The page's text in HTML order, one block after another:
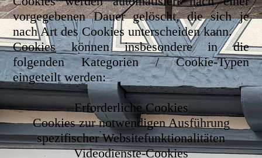
vorgegebenen Dauer gelöscht, die sich je
nach Art des Cookies unterscheiden kann.
Cookies können insbesondere in die
folgenden Kategorien / Cookie-Typen
eingeteilt werden:
Erforderliche Cookies
Cookies zur notwendigen Ausführung
spezifischer Websitefunktionalitäten
Videodienste-Cookies